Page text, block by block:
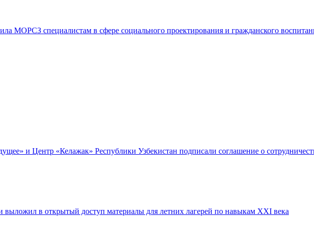
МОРСЗ специалистам в сфере социального проектирования и гражданского
и Центр «Келажак» Республики Узбекистан подписали соглашение о
выложил в открытый доступ материалы для летних лагерей по навыкам XXI века